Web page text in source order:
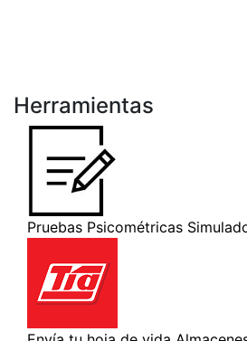
Herramientas